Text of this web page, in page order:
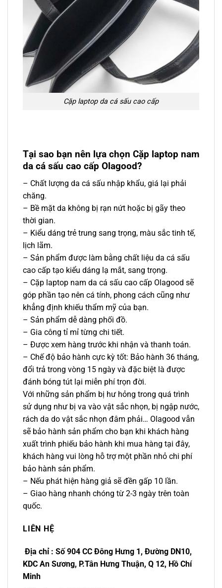
Cặp laptop da cá sấu cao cấp
Tại sao bạn nên lựa chọn Cặp laptop nam
da cá sấu cao cấp Olagood?
– Chất lượng da cá sấu nhập khẩu, giá lại phải
chăng.
– Bề mặt da không bị rạn nứt hoặc bị gãy theo
thời gian.
– Kiểu dáng trẻ trung sang trọng, màu sắc tinh tế,
lịch lãm.
– Sản phẩm được làm bằng chất liệu da cá sấu
cao cấp tạo kiểu dáng lạ mắt, sang trọng.
– Cặp laptop nam da cá sấu cao cấp Olagood sẽ
góp phần tạo nên cá tính, phong cách cũng như
khẳng định khiếu thẩm mỹ của bạn.
– Sản phẩm dễ dàng phối đồ.
– Gia công tỉ mỉ từng chi tiết.
– Được xem hàng trước khi nhận và thanh toán.
– Chế độ bảo hành cực kỳ tốt: Bảo hành 36 tháng,
đổi trả trong vòng 15 ngày và đặc biệt là được
đánh bóng tút lại miễn phí trọn đời.
Với những sản phẩm bị hư hỏng trong quá trình
sử dụng như bị va vào vật sắc nhọn, bị ngập nước,
rách da do vật sắc nhọn đâm phải… Olagood vẫn
sẽ bảo hành sản phẩm cho bạn khi khách hàng
xuất trình phiếu bảo hành khi mua hàng tại đây,
khách hàng vui lòng hỗ trợ một phần nhỏ chi phí
bảo hành sản phẩm.
– Nếu phát hiện hàng giả sẽ đền gấp 10 lần.
– Giao hàng nhanh chóng từ 2-3 ngày trên toàn
quốc.
LIÊN HỆ
Địa chỉ : Số 904 CC Đông Hưng 1, Đường DN10,
KDC An Sương, P.Tân Hưng Thuận, Q 12, Hồ Chí
Minh